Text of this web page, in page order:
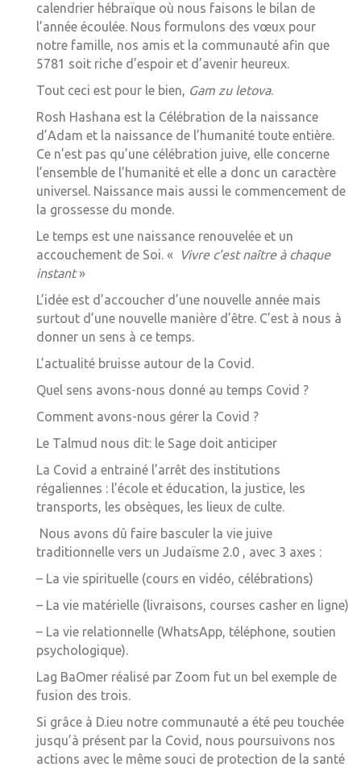
calendrier hébraïque où nous faisons le bilan de
l’année écoulée. Nous formulons des vœux pour
notre famille, nos amis et la communauté afin que
5781 soit riche d’espoir et d’avenir heureux.
Tout ceci est pour le bien, Gam zu letova.
Rosh Hashana est la Célébration de la naissance
d’Adam et la naissance de l’humanité toute entière.
Ce n’est pas qu’une célébration juive, elle concerne
l’ensemble de l’humanité et elle a donc un caractère
universel. Naissance mais aussi le commencement de
la grossesse du monde.
Le temps est une naissance renouvelée et un
accouchement de Soi. «
Vivre c’est naître à chaque
instant»
L’idée est d’accoucher d’une nouvelle année mais
surtout d’une nouvelle manière d’être. C’est à nous à
donner un sens à ce temps.
L’actualité bruisse autour de la Covid.
Quel sens avons-nous donné au temps Covid ?
Comment avons-nous gérer la Covid ?
Le Talmud nous dit: le Sage doit anticiper
La Covid a entrainé l’arrêt des institutions
régaliennes : l’école et éducation, la justice, les
transports, les obsèques, les lieux de culte.
Nous avons dû faire basculer la vie juive
traditionnelle vers un Judaïsme 2.0 , avec 3 axes :
– La vie spirituelle (cours en vidéo, célébrations)
– La vie matérielle (livraisons, courses casher en ligne)
– La vie relationnelle (WhatsApp, téléphone, soutien
psychologique).
Lag BaOmer réalisé par Zoom fut un bel exemple de
fusion des trois.
Si grâce à D.ieu notre communauté a été peu touchée
jusqu’à présent par la Covid, nous poursuivons nos
actions avec le même souci de protection de la santé